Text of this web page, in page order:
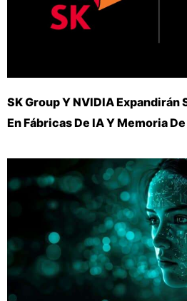
SK Group Y NVIDIA
En Fábricas De IA Y Memoria